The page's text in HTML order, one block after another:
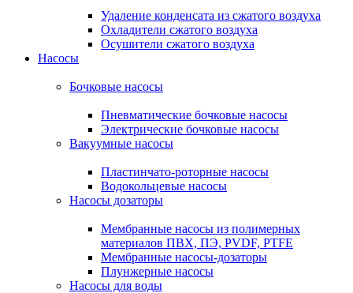
Удаление конденсата из сжатого воздуха
Охладители сжатого воздуха
Осушители сжатого воздуха
Насосы
Бочковые насосы
Пневматические бочковые насосы
Электрические бочковые насосы
Вакуумные насосы
Пластинчато-роторные насосы
Водокольцевые насосы
Насосы дозаторы
Мембранные насосы из полимерных
материалов ПВХ, ПЭ, PVDF, PTFE
Мембранные насосы-дозаторы
Плунжерные насосы
Насосы для воды